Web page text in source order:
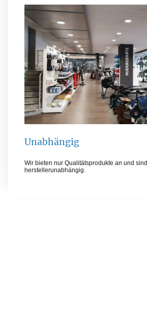
Unabhängig
Wir bieten nur Qualitätsprodukte an und sind
herstellerunabhängig.